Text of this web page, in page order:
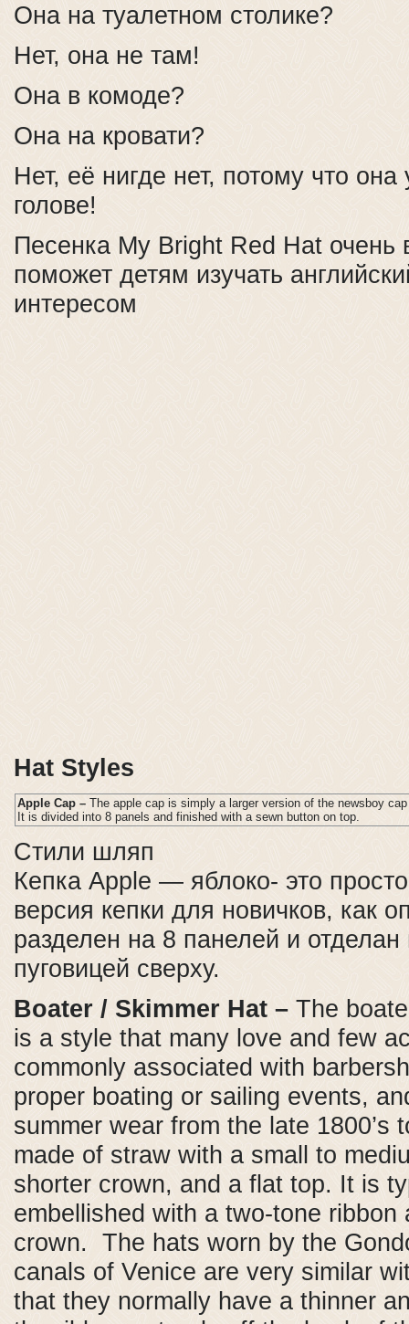
Она на туалетном столике?
Нет, она не там!
Она в комоде?
Она на кровати?
Нет, её нигде нет, потому что
голове!
Песенка My Bright Red Hat очень
поможет детям изучать
интересом
Hat Styles
Apple Cap – The apple cap is simply a larger version of the newsboy
It is divided into 8 panels and finished with a sewn button on top.
Стили шляп
Кепка Apple — яблоко- это
версия кепки для новичков, как
разделен на 8 панелей и
пуговицей сверху.
Boater / Skimmer Hat – The
is a style that many love and few
commonly associated with
proper boating or sailing events,
summer wear from the late 1800’s
made of straw with a small to
shorter crown, and a flat top. It is
embellished with a two-tone ribbon
crown. The hats worn by the
canals of Venice are very similar
that they normally have a thinner